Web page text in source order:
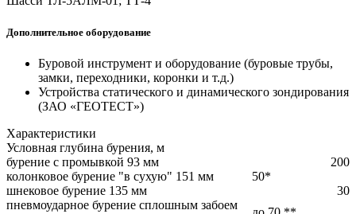
Дополнительное оборудование
Буровой инструмент и оборудование (буровые трубы,
замки, переходники, коронки и т.д.)
Устройства статического и динамического зондирования
(ЗАО «ГЕОТЕСТ»)
Характеристики
Условная глубина бурения, м
бурение с промывкой 93 мм
200
колонковое бурение "в сухую" 151 мм
50*
шнековое бурение 135 мм
30
пневмоударное бурение сплошным забоем